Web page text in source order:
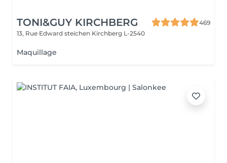
TONI&GUY KIRCHBERG
469
13, Rue Edward steichen Kirchberg L-2540
Maquillage